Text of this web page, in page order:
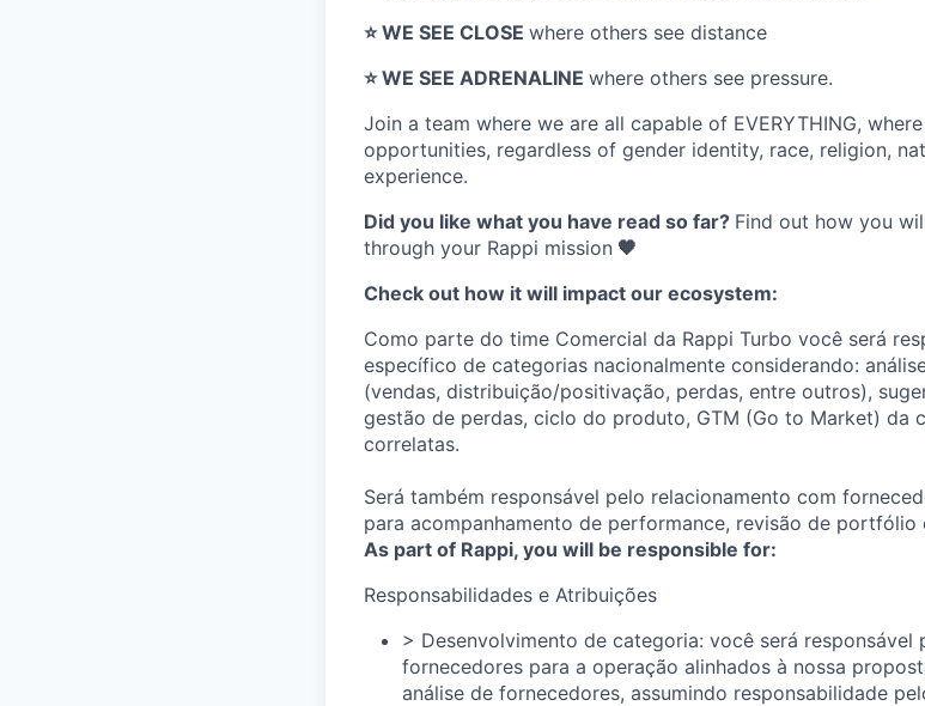
⭐️ WE SEE CLOSE where others see distance
⭐️ WE SEE ADRENALINE where others see pressure.
Join a team where we are all capable of EVERYTHING,
opportunities, regardless of gender identity, race, religion,
experience.
Did you like what you have read so far? Find out how you
through your Rappi mission 🧡
Check out how it will impact our ecosystem:
Como parte do time Comercial da Rappi Turbo você será
específico de categorias nacionalmente considerando:
(vendas, distribuição/positivação, perdas, entre outros),
gestão de perdas, ciclo do produto, GTM (Go to Market) da
correlatas.
Será também responsável pelo relacionamento com
para acompanhamento de performance, revisão de portfólio
As part of Rappi, you will be responsible for:
Responsabilidades e Atribuições
> Desenvolvimento de categoria: você será
fornecedores para a operação alinhados à nossa
análise de fornecedores, assumindo responsabilidade